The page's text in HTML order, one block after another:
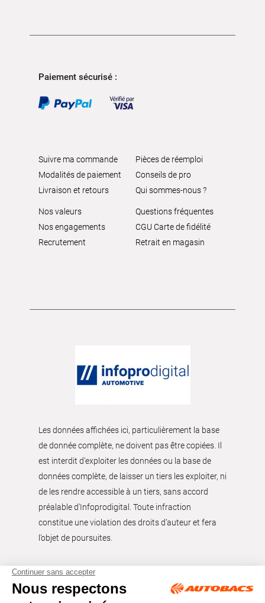
Paiement sécurisé :
Suivre ma commande
Modalités de paiement
Livraison et retours
Pièces de réemploi
Conseils de pro
Qui sommes-nous ?
Nos valeurs
Nos engagements
Recrutement
Questions fréquentes
CGU Carte de fidélité
Retrait en magasin
Les données affichées ici, particulièrement la base
de donnée complète, ne doivent pas être copiées. Il
est interdit d’exploiter les données ou la base de
données complète, de laisser un tiers les exploiter, ni
de les rendre accessible à un tiers, sans accord
préalable d'Infoprodigital. Toute infraction
constitue une violation des droits d’auteur et fera
l’objet de poursuites.